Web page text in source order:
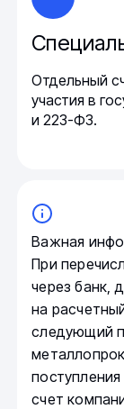
Отдельный
участия в
и 223-ФЗ.
Важная
При
через банк,
на
следующий
счет